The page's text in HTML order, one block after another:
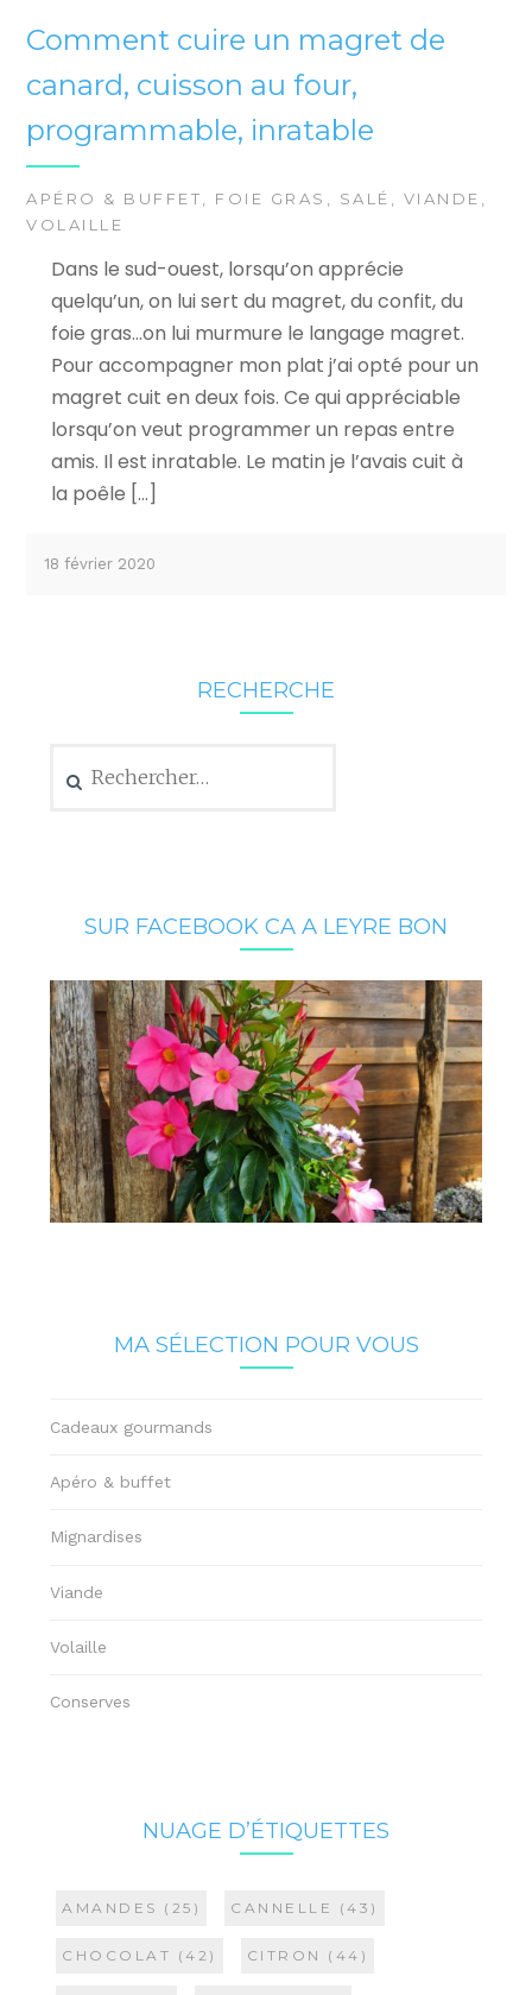
Comment cuire un magret de
canard, cuisson au four,
programmable, inratable
APÉRO & BUFFET FOIE GRAS SALÉ VIANDE
VOLAILLE
Dans le sud-ouest, lorsqu’on apprécie
quelqu’un, on lui sert du magret, du confit, du
foie gras…on lui murmure le langage magret.
Pour accompagner mon plat j’ai opté pour un
magret cuit en deux fois. Ce qui appréciable
lorsqu’on veut programmer un repas entre
amis. Il est inratable. Le matin je l’avais cuit à
la poêle […]
18 février 2020
RECHERCHE
SUR FACEBOOK CA A LEYRE BON
MA SÉLECTION POUR VOUS
Cadeaux gourmands
Apéro & buffet
Mignardises
Viande
Volaille
Conserves
NUAGE D’ÉTIQUETTES
AMANDES (25) CANNELLE (43)
CHOCOLAT (42) CITRON (44)